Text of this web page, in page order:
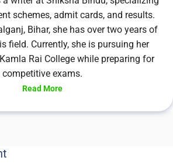
schemes, admit cards, and results.
Bihar, she has over two years of
field. Currently, she is pursuing her
Rai College while preparing for
competitive exams.
Read More